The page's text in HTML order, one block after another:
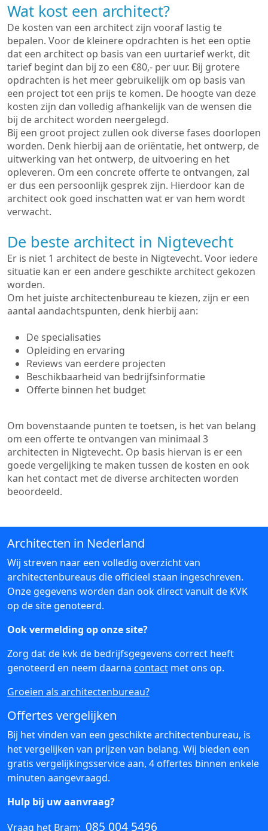
Wat kost een architect?
De kosten van een architect zijn vooraf lastig te
bepalen. Voor de kleinere opdrachten is het een optie
dat een architect op basis van een uurtarief werkt, dit
tarief begint dan bij zo een €80,- per uur. Bij grotere
opdrachten is het meer gebruikelijk om op basis van
een project tot een prijs te komen. De hoogte van deze
kosten zijn dan volledig afhankelijk van de wensen die
bij de architect worden neergelegd.
Bij een groot project zullen ook diverse fases doorlopen
worden. Denk hierbij aan de oriëntatie, het ontwerp, de
uitwerking van het ontwerp, de uitvoering en het
opleveren. Om een concrete offerte te ontvangen, zal
er dus een persoonlijk gesprek zijn. Hierdoor kan de
architect ook goed inschatten wat er van hem wordt
verwacht.
De beste architect in Nigtevecht
Er is niet 1 architect de beste in Nigtevecht. Voor iedere
situatie kan er een andere geschikte architect gekozen
worden.
Om het juiste architectenbureau te kiezen, zijn er een
aantal aandachtspunten, denk hierbij aan:
De specialisaties
Opleiding en ervaring
Reviews van eerdere projecten
Beschikbaarheid van bedrijfsinformatie
Offerte binnen het budget
Om bovenstaande punten te toetsen, is het van belang
om een offerte te ontvangen van minimaal 3
architecten in Nigtevecht. Op basis hiervan is er een
goede vergelijking te maken tussen de kosten en ook
kan het contact met de diverse architecten worden
beoordeeld.
Architecten in Nederland
Wij streven naar een volledig overzicht van
architectenbureaus die officieel staan ingeschreven.
Onze gegevens worden dan ook direct vanuit de KVK
op de site genoteerd.
Ook vermelding op onze site?
Zorg dat de kvk de bedrijfsgegevens correct heeft
genoteerd en neem daarna contact met ons op.
Groeien als architectenbureau?
Offertes vergelijken
Bij het vinden van een geschikte architectenbureau, is
het vergelijken van prijzen van belang. Wij bieden een
gratis vergelijkingsservice aan, 4 offertes binnen enkele
minuten aangevraagd.
Hulp bij uw aanvraag?
Vraag het Bram: 085 004 5496